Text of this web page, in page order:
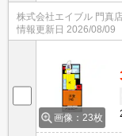
物件！。通勤、通
やすい生活環境が
し。
株式会社エイブル 門真
情報更新日 2026/08/09
画像：23枚